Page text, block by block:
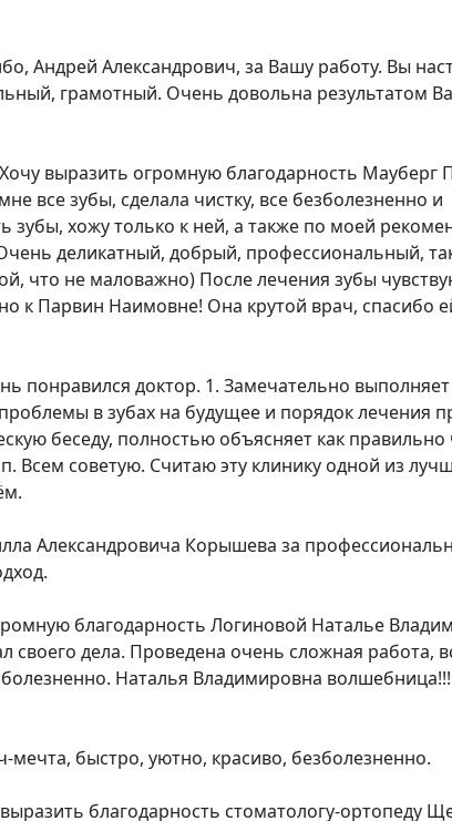
Андрей Александрович, за Вашу работу. Вы
грамотный. Очень довольна результатом
Хочу выразить огромную благодарность Мауберг
все зубы, сделала чистку, все безболезненно и
хожу только к ней, а также по моей
деликатный, добрый, профессиональный,
что не маловажно) После лечения зубы
к Парвин Наимовне! Она крутой врач, спасибо
понравился доктор. 1. Замечательно
в зубах на будущее и порядок лечения
беседу, полностью объясняет как правильно
Всем советую. Считаю эту клинику одной из
Александровича Корышева за
благодарность Логиновой Наталье
дела. Проведена очень сложная работа,
Наталья Владимировна
мечта, быстро, уютно, красиво, безболезненно.
благодарность стоматологу-ортопеду